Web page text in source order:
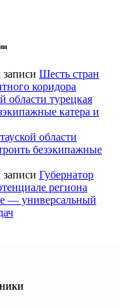
записи Шесть стран
коридора
области турецкая
катера и
области
безэкипажные
записи Губернатор
региона
— универсальный